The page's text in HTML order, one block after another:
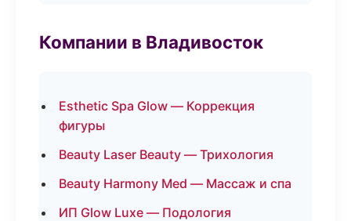
Компании в Владивосток
Esthetic Spa Glow — Коррекция
фигуры
Beauty Laser Beauty — Трихология
Beauty Harmony Med — Массаж и спа
ИП Glow Luxe — Подология